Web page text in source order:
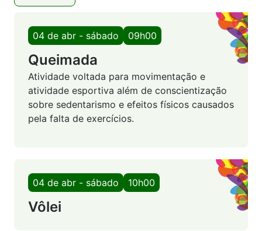
04 de abr - sábado 09h00
Queimada
Atividade voltada para movimentação e
atividade esportiva além de conscientização
sobre sedentarismo e efeitos físicos causados
pela falta de exercícios.
04 de abr - sábado 10h00
Vôlei